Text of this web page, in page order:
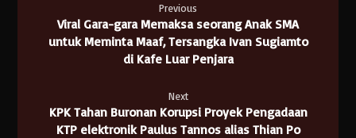
Previous
Viral Gara-gara Memaksa seorang Anak SMA
untuk Meminta Maaf, Tersangka Ivan Sugiamto
di Kafe Luar Penjara
Next
KPK Tahan Buronan Korupsi Proyek Pengadaan
KTP elektronik Paulus Tannos alias Thian Po